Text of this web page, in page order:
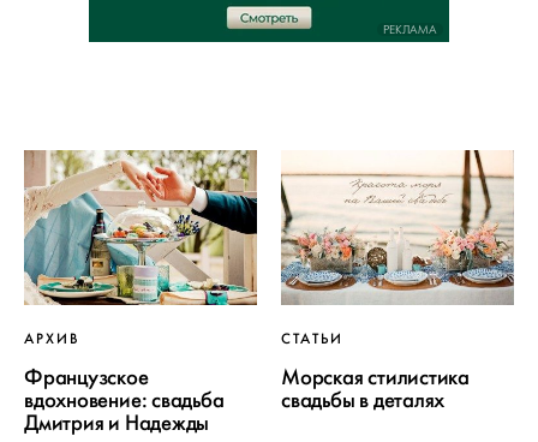
РЕКЛАМА
АРХИВ
Французское
вдохновение: свадьба
Дмитрия и Надежды
СТАТЬИ
Морская стилистика
свадьбы в деталях